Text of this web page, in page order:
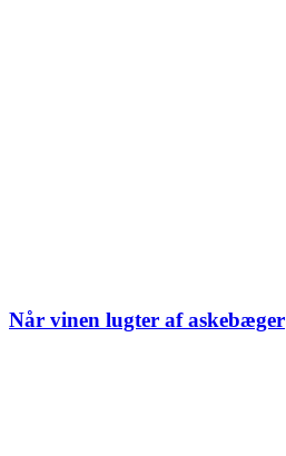
Når vinen lugter af askebæger